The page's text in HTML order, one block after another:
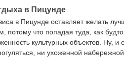
в Пицунде
в Пицунде оставляет желать
потому что попадая туда, как
культурных объектов. Ну,
ни ухоженной набережной.